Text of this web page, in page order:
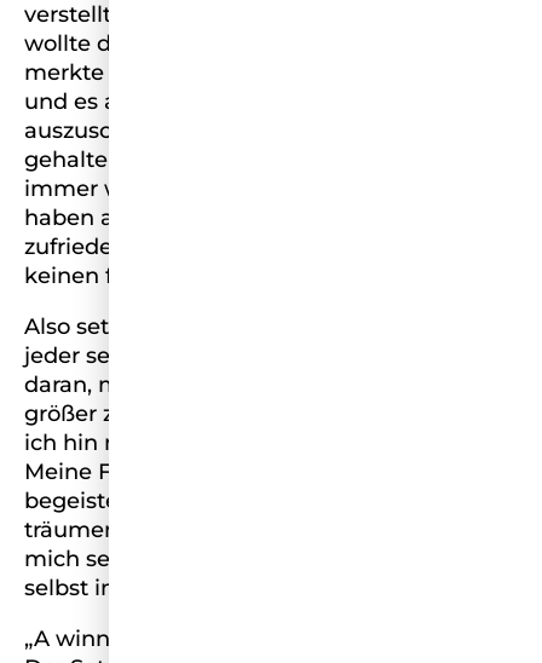
verstellt. Jeder wollte perfekt sein und jeder
wollte den anderen übertrumpfen. Ich
merkte schnell das das nicht meine Welt ist
und es an der Zeit ist mein volles Potenzial
auszuschöpfen und nicht mehr klein
gehalten zu werden. Ich überdachte viele
immer wieder kehrende Muster. Wieso
haben andere ein wohlhabendes und
zufriedenes Leben? In meiner Familie gab es
keinen finanziellen Rückhalt.
Also setze ich seit meiner Erkenntnis, dass
jeder sein Leben selbst in der Hand hat alles
daran, mein Leben zu ändern. Ich fing an
größer zu denken und mir aufzumalen wo
ich hin möchte und wie ich dorthin komme.
Meine Familie war von meinen Plänen nicht
begeistert. Ständig höre ich „hör auf zu
träumen“. Es gibt ein bestimmten Satz der
mich seit Beginn meiner Reise nach mir
selbst immer wieder im Kopf bleibt.
„A winner is a dreamer who Never gives up“.